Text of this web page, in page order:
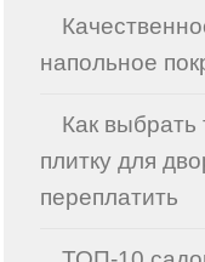
напольное
Как выбрать
плитку для
переплатить